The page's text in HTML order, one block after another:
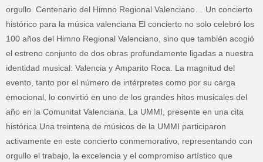
orgullo. Centenario del Himno Regional Valenciano… Un concierto
histórico para la música valenciana El concierto no solo celebró los
100 años del Himno Regional Valenciano, sino que también acogió
el estreno conjunto de dos obras profundamente ligadas a nuestra
identidad musical: Valencia y Amparito Roca. La magnitud del
evento, tanto por el número de intérpretes como por su carga
emocional, lo convirtió en uno de los grandes hitos musicales del
año en la Comunitat Valenciana. La UMMI, presente en una cita
histórica Una treintena de músicos de la UMMI participaron
activamente en este concierto conmemorativo, representando con
orgullo el trabajo, la excelencia y el compromiso artístico que